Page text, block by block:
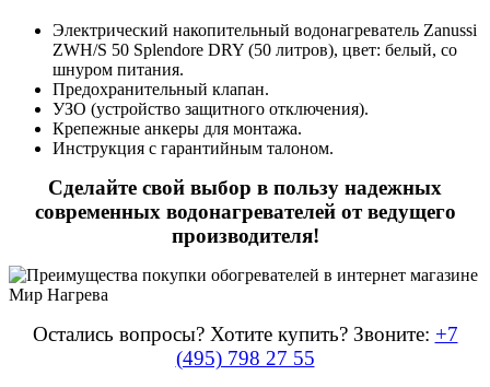
Электрический накопительный водонагреватель Zanussi
ZWH/S 50 Splendore DRY (50 литров), цвет: белый, со
шнуром питания.
Предохранительный клапан.
УЗО (устройство защитного отключения).
Крепежные анкеры для монтажа.
Инструкция с гарантийным талоном.
Сделайте свой выбор в пользу надежных
современных водонагревателей от ведущего
производителя!
Остались вопросы? Хотите купить? Звоните: +7
(495) 798 27 55